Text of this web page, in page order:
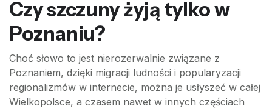
Czy szczuny żyją tylko w
Poznaniu?
Choć słowo to jest nierozerwalnie związane z
Poznaniem, dzięki migracji ludności i popularyzacji
regionalizmów w internecie, można je usłyszeć w całej
Wielkopolsce, a czasem nawet w innych częściach